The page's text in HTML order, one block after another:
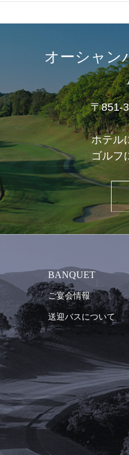
オーシャン
〒851-
ホテル
ゴルフ
BANQUET
ご宴会情報
送迎バスについて